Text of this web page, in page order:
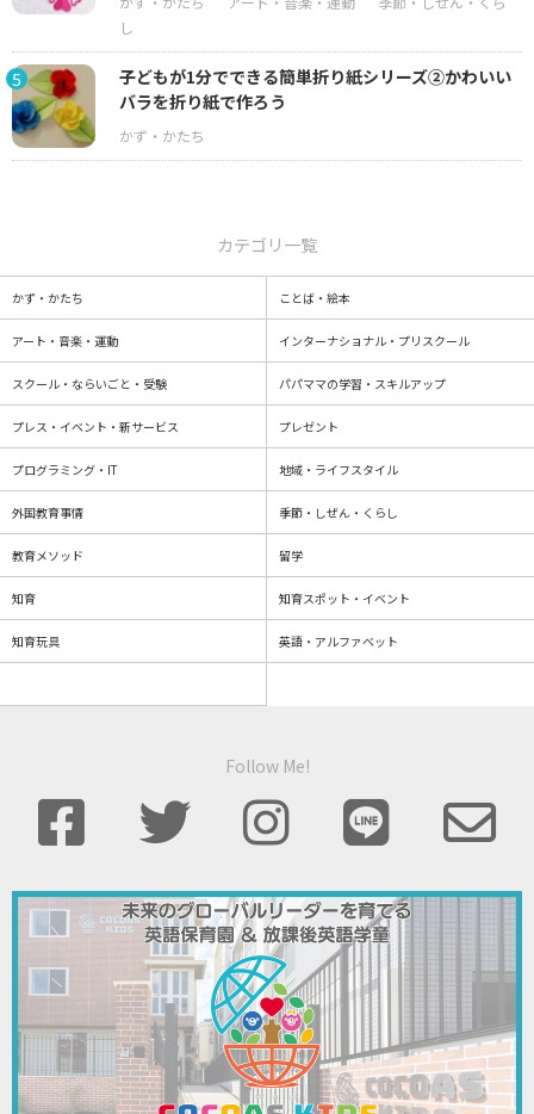
5
子どもが1分でできる簡単折り紙シリーズ②かわいい
バラを折り紙で作ろう
カテゴリ一覧
かず・かたち ことば・絵本
アート・音楽・運動 インターナショナル・プリスクール
スクール・ならいごと・受験 パパママの学習・スキルアップ
プレス・イベント・新サービス プレゼント
プログラミング・IT 地域・ライフスタイル
外国教育事情 季節・しぜん・くらし
教育メソッド 留学
知育 知育スポット・イベント
知育玩具 英語・アルファベット
Follow Me!